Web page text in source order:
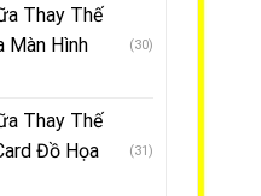
Thay Thế
Màn Hình
(30)
Thay Thế
Đồ Họa
(31)